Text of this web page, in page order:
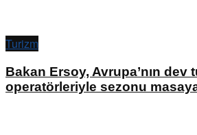
Turizm
Bakan Ersoy, Avrupa’nın dev
operatörleriyle sezonu masaya